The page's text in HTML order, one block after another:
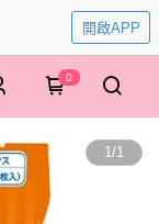
開啟APP
0
1/1